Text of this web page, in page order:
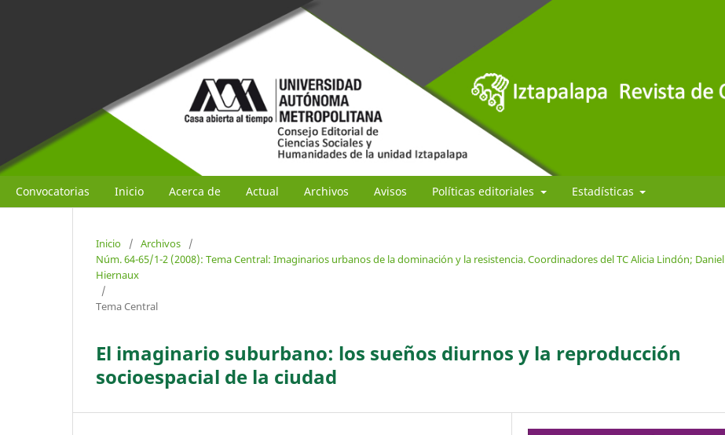
Convocatorias Inicio Acerca de Actual Archivos Avisos Políticas editoriales Estadísticas
Inicio / Archivos
/
Núm. 64-65/1-2 (2008): Tema Central: Imaginarios urbanos de la dominación y la resistencia. Coordinadores del TC Alicia Lindón; Daniel
Hiernaux
/
Tema Central
El imaginario suburbano: los sueños diurnos y la reproducción
socioespacial de la ciudad